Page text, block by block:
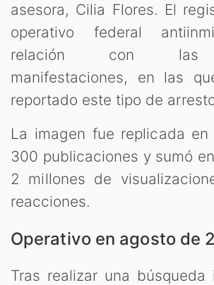
asesora, Cilia Flores. El
operativo federal
relación con las
manifestaciones, en las
reportado este tipo de
La imagen fue replicada
300 publicaciones y sumó
2 millones de
reacciones.
Operativo en agosto de
Tras realizar una búsqueda